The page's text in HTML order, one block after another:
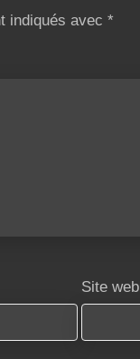
indiqués avec *
Site web